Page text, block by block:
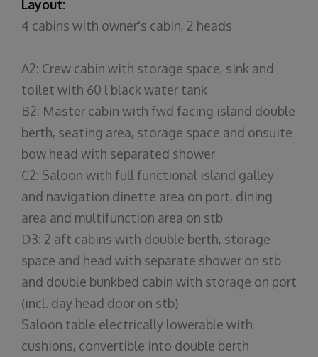
Layout:
4 cabins with owner's cabin, 2 heads
A2: Crew cabin with storage space, sink and
toilet with 60 l black water tank
B2: Master cabin with fwd facing island double
berth, seating area, storage space and onsuite
bow head with separated shower
C2: Saloon with full functional island galley
and navigation dinette area on port, dining
area and multifunction area on stb
D3: 2 aft cabins with double berth, storage
space and head with separate shower on stb
and double bunkbed cabin with storage on port
(incl. day head door on stb)
Saloon table electrically lowerable with
cushions, convertible into double berth